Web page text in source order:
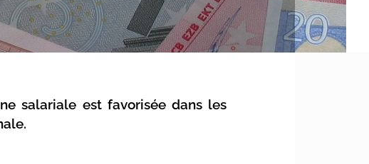
salariale est favorisée dans les